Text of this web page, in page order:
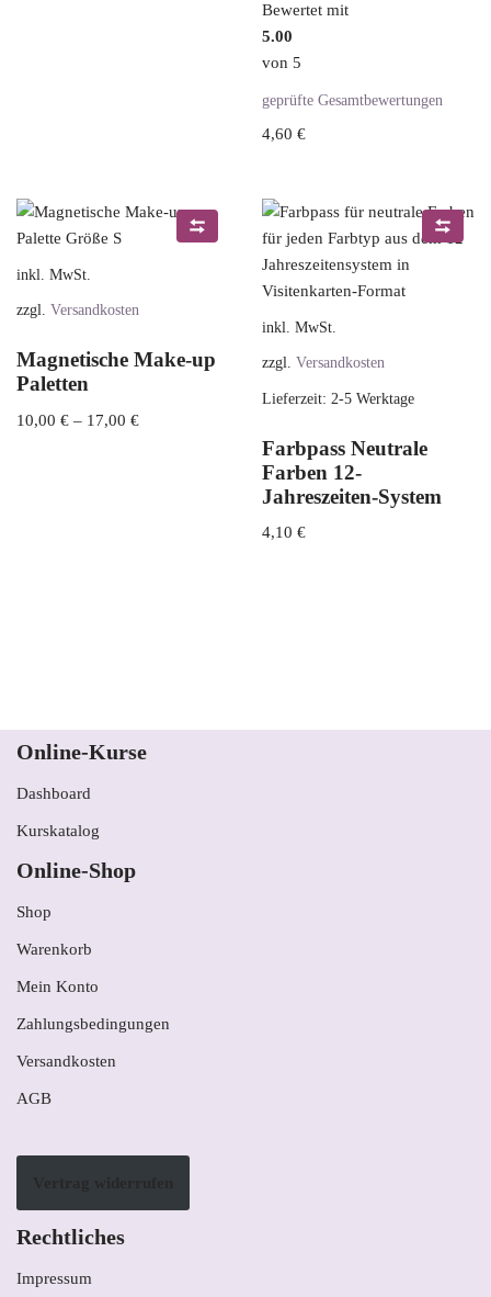
Bewertet mit
5.00
von 5
geprüfte Gesamtbewertungen
4,60 €
inkl. MwSt.
zzgl. Versandkosten
Magnetische Make-up
Paletten
10,00 € – 17,00 €
inkl. MwSt.
zzgl. Versandkosten
Lieferzeit: 2-5 Werktage
Farbpass Neutrale
Farben 12-
Jahreszeiten-System
4,10 €
Online-Kurse
Dashboard
Kurskatalog
Online-Shop
Shop
Warenkorb
Mein Konto
Zahlungsbedingungen
Versandkosten
AGB
Rechtliches
Impressum